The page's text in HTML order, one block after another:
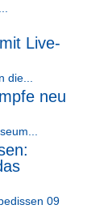
Live-
die...
neu
09